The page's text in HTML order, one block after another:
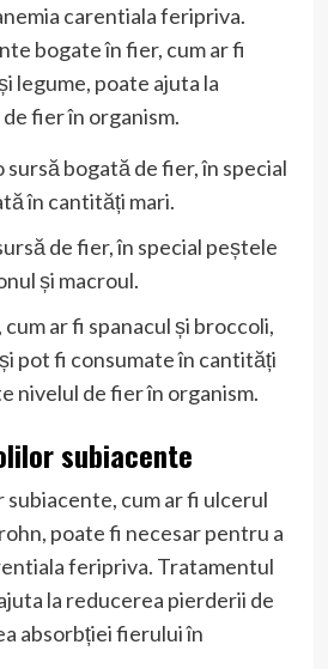
carentiala feripriva.
bogate în fier, cum ar fi
legume, poate ajuta la
fier în organism.
sursă bogată de fier, în special
în cantități mari.
de fier, în special peștele
și macroul.
ar fi spanacul și broccoli,
pot fi consumate în cantități
nivelul de fier în organism.
subiacente
cum ar fi ulcerul
poate fi necesar pentru a
feripriva. Tratamentul
la reducerea pierderii de
absorbției fierului în